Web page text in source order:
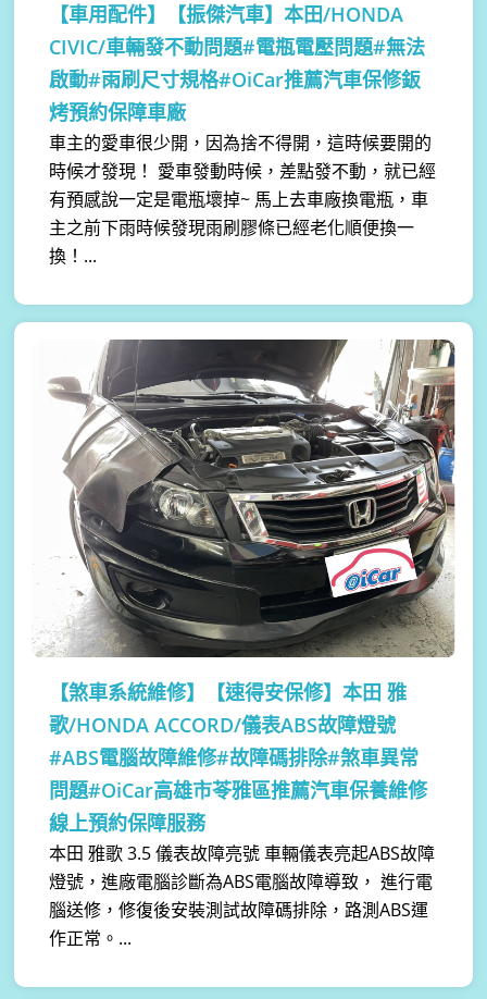
【車用配件】
【振傑汽車】本田/HONDA
CIVIC/車輛發不動問題#電瓶電壓問題#無法
啟動#雨刷尺寸規格#OiCar推薦汽車保修鈑
烤預約保障車廠
車主的愛車很少開，因為捨不得開，這時候要開的
時候才發現！ 愛車發動時候，差點發不動，就已經
有預感說一定是電瓶壞掉~ 馬上去車廠換電瓶，車
主之前下雨時候發現雨刷膠條已經老化順便換一
換！...
【煞車系統維修】
【速得安保修】本田 雅
歌/HONDA ACCORD/儀表ABS故障燈號
#ABS電腦故障維修#故障碼排除#煞車異常
問題#OiCar高雄市苓雅區推薦汽車保養維修
線上預約保障服務
本田 雅歌 3.5 儀表故障亮號 車輛儀表亮起ABS故障
燈號，進廠電腦診斷為ABS電腦故障導致， 進行電
腦送修，修復後安裝測試故障碼排除，路測ABS運
作正常。...